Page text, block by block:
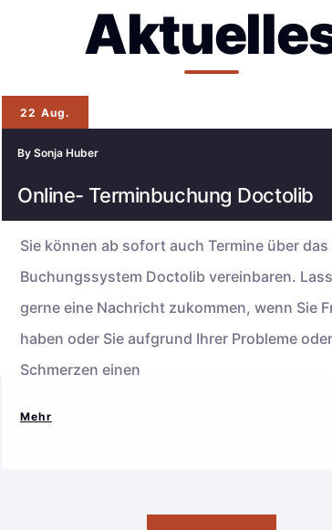
22 Aug.
By Sonja Huber
Online- Terminbuchung Doctolib
Sie können ab sofort auch Termine über
Buchungssystem Doctolib vereinbaren.
gerne eine Nachricht zukommen, wenn Sie
haben oder Sie aufgrund Ihrer Probleme oder
Schmerzen einen
MehrOnline-